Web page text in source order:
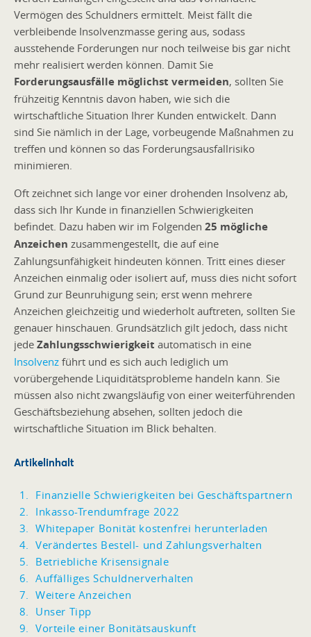
Vermögen des Schuldners ermittelt. Meist fällt die
verbleibende Insolvenzmasse gering aus, sodass
ausstehende Forderungen nur noch teilweise bis gar nicht
mehr realisiert werden können. Damit Sie
Forderungsausfälle möglichst vermeiden, sollten Sie
frühzeitig Kenntnis davon haben, wie sich die
wirtschaftliche Situation Ihrer Kunden entwickelt. Dann
sind Sie nämlich in der Lage, vorbeugende Maßnahmen zu
treffen und können so das Forderungsausfallrisiko
minimieren.
Oft zeichnet sich lange vor einer drohenden Insolvenz ab,
dass sich Ihr Kunde in finanziellen Schwierigkeiten
befindet. Dazu haben wir im Folgenden 25 mögliche
Anzeichen zusammengestellt, die auf eine
Zahlungsunfähigkeit hindeuten können. Tritt eines dieser
Anzeichen einmalig oder isoliert auf, muss dies nicht sofort
Grund zur Beunruhigung sein; erst wenn mehrere
Anzeichen gleichzeitig und wiederholt auftreten, sollten Sie
genauer hinschauen. Grundsätzlich gilt jedoch, dass nicht
jede Zahlungsschwierigkeit automatisch in eine
Insolvenz führt und es sich auch lediglich um
vorübergehende Liquiditätsprobleme handeln kann. Sie
müssen also nicht zwangsläufig von einer weiterführenden
Geschäftsbeziehung absehen, sollten jedoch die
wirtschaftliche Situation im Blick behalten.
Artikelinhalt
Finanzielle Schwierigkeiten bei Geschäftspartnern
Inkasso-Trendumfrage 2022
Whitepaper Bonität kostenfrei herunterladen
Verändertes Bestell- und Zahlungsverhalten
Betriebliche Krisensignale
Auffälliges Schuldnerverhalten
Weitere Anzeichen
Unser Tipp
Vorteile einer Bonitätsauskunft